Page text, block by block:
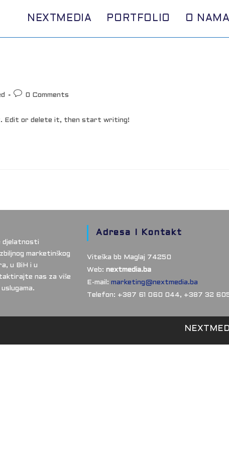
NEXTMEDIA PORTFOLIO O NAMA
Post0 Comments
Edit or delete it, then start writing!
djelatnosti
marketinškog
u BiH i u
nas za više
Adresa I Kontakt
Viteška bb Maglaj 74250
Web: nextmedia.ba
E-mail: marketing@nextmedia.ba
Telefon: +387 61 060 044, +387 32